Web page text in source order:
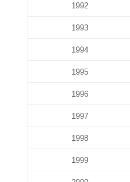
1992
1993
1994
1995
1996
1997
1998
1999